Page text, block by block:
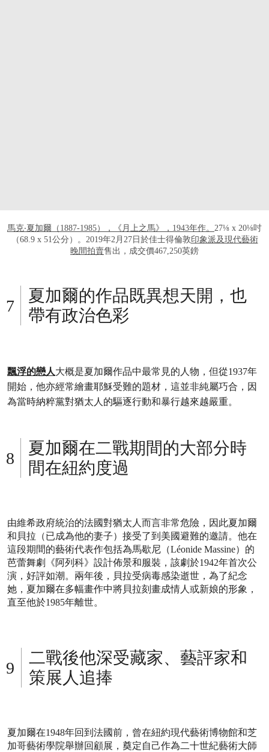
馬克‧夏加爾（1887-1985），《月上之馬》，1943年作。 27⅛ x 20⅛吋
（68.9 x 51公分）。2019年2月27日於佳士得倫敦印象派及現代藝術
晚間拍賣售出，成交價467,250英鎊
夏加爾的作品既異想天開，也
帶有政治色彩
飄浮的戀人大概是夏加爾作品中最常見的人物，但從1937年
開始，他亦經常繪畫耶穌受難的題材，這並非純屬巧合，因
為當時納粹黨對猶太人的驅逐行動和暴行越來越嚴重。
夏加爾在二戰期間的大部分時
間在紐約度過
由維希政府統治的法國對猶太人而言非常危險，因此夏加爾
和貝拉（已成為他的妻子）接受了到美國避難的邀請。他在
這段期間的藝術代表作包括為馬歇尼（Léonide Massine）的
芭蕾舞劇《阿列科》設計佈景和服裝，該劇於1942年首次公
演，好評如潮。兩年後，貝拉受病毒感染逝世，為了紀念
她，夏加爾在多幅畫作中將貝拉刻畫成情人或新娘的形象，
直至他於1985年離世。
二戰後他深受藏家、藝評家和
策展人追捧
夏加爾在1948年回到法國前，曾在紐約現代藝術博物館和芝
加哥藝術學院舉辦回顧展，奠定自己作為二十世紀藝術大師